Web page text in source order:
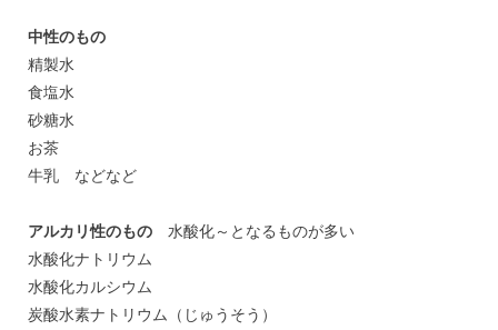
中性のもの
精製水
食塩水
砂糖水
お茶
牛乳 などなど
アルカリ性のもの 水酸化～となるものが多い
水酸化ナトリウム
水酸化カルシウム
炭酸水素ナトリウム（じゅうそう）